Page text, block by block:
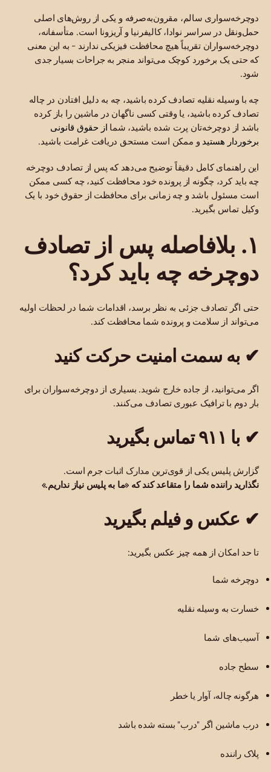
دوچرخه‌سواری سالم، مقرون‌به‌صرفه و یکی از روش‌های اصلی
حمل‌ونقل در سراسر نوادا، کالیفرنیا و آریزونا است. متأسفانه،
دوچرخه‌سواران تقریباً هیچ محافظت فیزیکی ندارند - به این معنی
که حتی یک برخورد کوچک می‌تواند منجر به جراحات بسیار جدی
شود.
چه با وسیله نقلیه تصادف کرده باشید، چه به دلیل افتادن در چاله
تصادف کرده باشید، یا وقتی کسی ناگهان در ماشین را باز کرده
باشد از دوچرخه‌تان پرت شده باشید، شما از حقوق قانونی
برخوردار هستید و ممکن است مستحق دریافت غرامت باشید.
این راهنمای کامل دقیقاً توضیح می‌دهد که پس از تصادف دوچرخه
چه باید کرد، چگونه از پرونده خود محافظت کنید، چه کسی ممکن
است مسئول باشد و چه زمانی برای محافظت از حقوق خود با یک
وکیل تماس بگیرید.
۱. بلافاصله پس از تصادف
دوچرخه چه باید کرد؟
حتی اگر تصادف جزئی به نظر برسد، اقدامات شما در لحظات اولیه
می‌تواند از سلامت و پرونده شما محافظت کند.
✔ به سمت امنیت حرکت کنید
اگر می‌توانید، از جاده خارج شوید. بسیاری از دوچرخه‌سواران برای
بار دوم با ترافیک عبوری تصادف می‌کنند.
✔ با ۹۱۱ تماس بگیرید
گزارش پلیس یکی از قوی‌ترین مدارک اثبات جرم است.
نگذارید راننده شما را متقاعد کند که «ما به پلیس نیاز نداریم.»
✔ عکس و فیلم بگیرید
تا حد امکان از همه چیز عکس بگیرید:
دوچرخه شما
خسارت به وسیله نقلیه
آسیب‌های شما
سطح جاده
هرگونه چاله، آوار یا خطر
درب ماشین اگر "درب" بسته شده باشد
پلاک راننده